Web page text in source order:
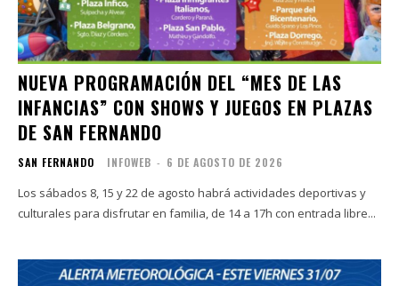
NUEVA PROGRAMACIÓN DEL “MES DE LAS
INFANCIAS” CON SHOWS Y JUEGOS EN PLAZAS
DE SAN FERNANDO
SAN FERNANDO INFOWEB - 6 DE AGOSTO DE 2026
Los sábados 8, 15 y 22 de agosto habrá actividades deportivas y
culturales para disfrutar en familia, de 14 a 17h con entrada libre...